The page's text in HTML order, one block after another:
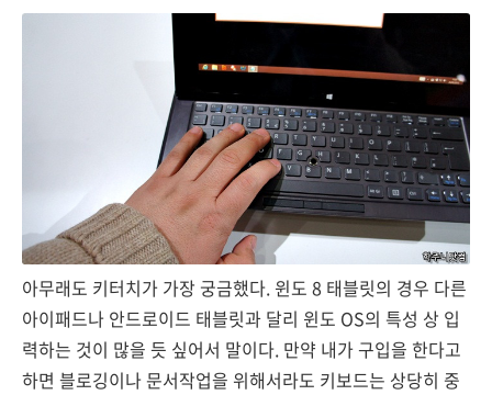
아무래도 키터치가 가장 궁금했다. 윈도 8 태블릿의 경우 다른
아이패드나 안드로이드 태블릿과 달리 윈도 OS의 특성 상 입
력하는 것이 많을 듯 싶어서 말이다. 만약 내가 구입을 한다고
하면 블로깅이나 문서작업을 위해서라도 키보드는 상당히 중